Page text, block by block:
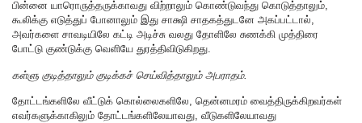
பின்னை யாரொருத்தருக்காவது விற்றாலும் கொண்டுவந்து கொடுத்தாலும்,
கூலிக்கு எடுத்துப் போனாலும் இது சாக்ஷி சாதகத்துடனே அகப்பட்டால்,
அவர்களை சாவடியிலே கட்டி அடிச்சு வலது தோளிலே சுணக்கி முத்திரை
போட்டு குண்டுக்கு வெளியே துரத்திவிடுகிறது.
கள்ளு குடித்தாலும் குடிக்கச் செய்வித்தாலும் அபராதம்.
தோட்டங்களிலே வீட்டுக் கொல்லைகளிலே, தென்னமரம் வைத்திருக்கிறவர்கள்
எவர்களுக்காகிலும் தோட்டங்களிலேயாவது, வீடுகளிலேயாவது